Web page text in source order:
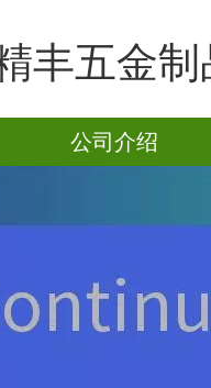
丰五金
公司介绍